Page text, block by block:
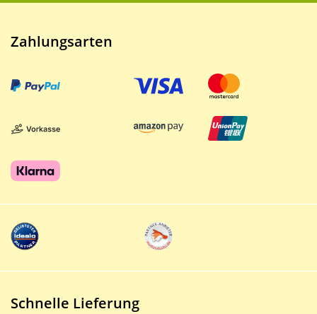
Zahlungsarten
Schnelle Lieferung